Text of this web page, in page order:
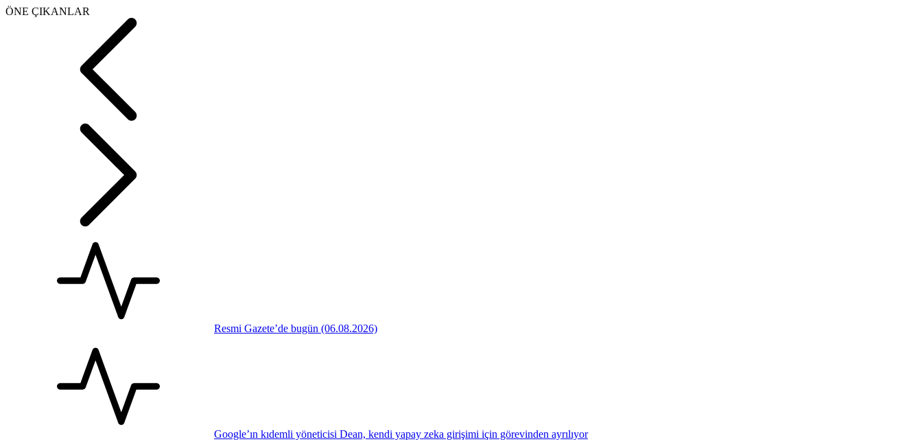
ÖNE ÇIKANLAR
Resmi Gazete’de bugün (06.08.2026)
Google’ın kıdemli yöneticisi Dean, kendi yapay zeka girişimi için görevinden ayrılıyor